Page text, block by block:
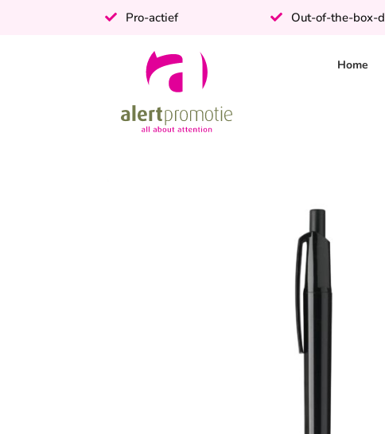
Pro-actief Out-of-the-box-
Home